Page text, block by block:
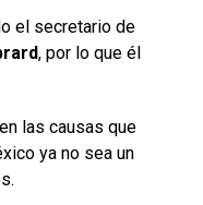
el secretario de
, por lo que él
las causas que
ya no sea un